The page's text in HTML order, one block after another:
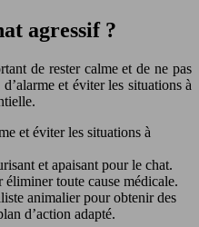
agressif ?
de rester calme et de ne pas
et éviter les situations à
et éviter les situations à
et apaisant pour le chat.
toute cause médicale.
animalier pour obtenir des
d’action adapté.